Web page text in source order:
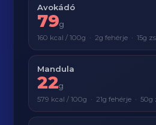
Avokádó
79g
160 kcal / 100g · 2g fehérje · 15g
Mandula
22g
579 kcal / 100g · 21g fehérje · 50g